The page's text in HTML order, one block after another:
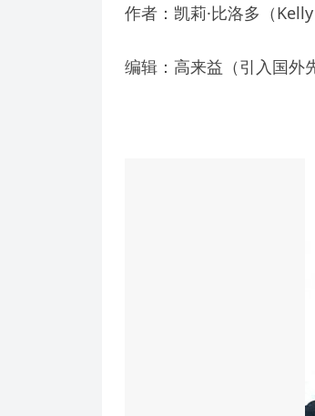
作者：凯莉·比洛多（
编辑：高来益（引入国外